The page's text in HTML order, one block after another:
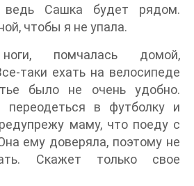
ведь Сашка будет рядом.
чтобы я не упала.
помчалась домой,
таки ехать на велосипеде
было не очень удобно.
переодеться в футболку и
маму, что поеду с
ему доверяла, поэтому не
Скажет только свое